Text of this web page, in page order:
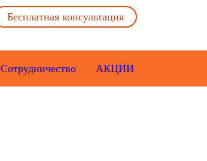
Бесплатная консультация
Сотрудничество АКЦИИ